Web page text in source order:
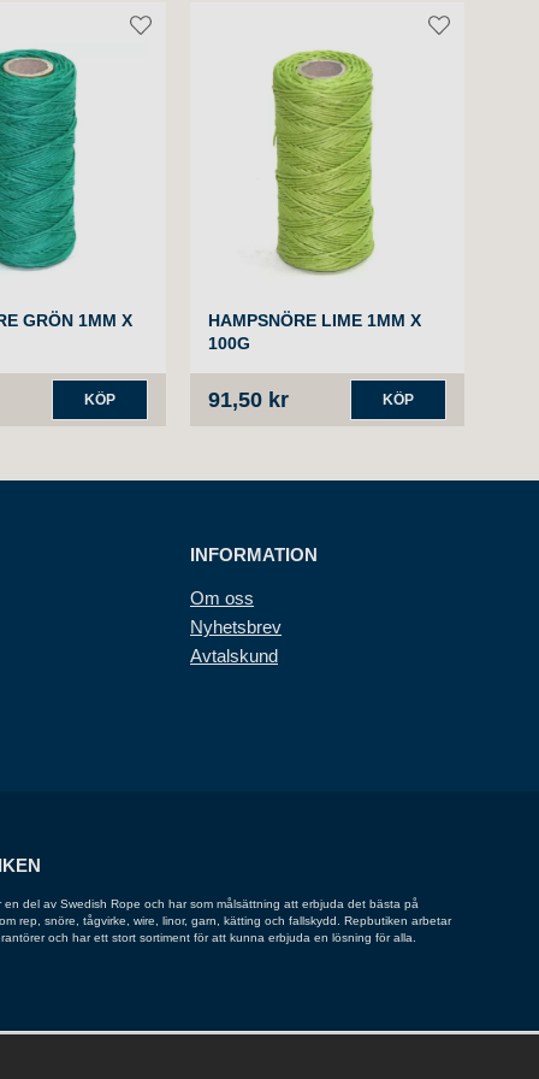
GRÖN 1MM X
KÖP
HAMPSNÖRE LIME 1MM X
100G
91,50 kr KÖP
INFORMATION
Om oss
Nyhetsbrev
Avtalskund
en del av Swedish Rope och har som målsättning att erbjuda det bästa på
rep, snöre, tågvirke, wire, linor, garn, kätting och fallskydd. Repbutiken arbetar
och har ett stort sortiment för att kunna erbjuda en lösning för alla.